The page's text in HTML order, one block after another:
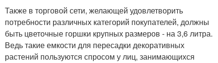
Также в торговой сети, желающей удовлетворить
потребности различных категорий покупателей, должны
быть цветочные горшки крупных размеров - на 3,6 литра.
Ведь такие емкости для пересадки декоративных
растений пользуются спросом у лиц, занимающихся